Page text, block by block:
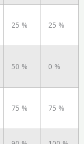
25 % 25 %
50 % 0 %
75 % 75 %